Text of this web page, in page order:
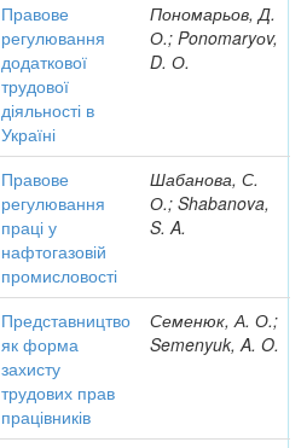
Правове
регулювання
додаткової
трудової
діяльності в
Україні
Пономарьов, Д.
О.; Ponomaryоv,
D. О.
Правове
регулювання
праці у
нафтогазовій
промисловості
Шабанова, С.
О.; Shabanova,
S. A.
Представництво
як форма
захисту
трудових прав
працівників
Семенюк, А. О.;
Semenyuk, A. O.